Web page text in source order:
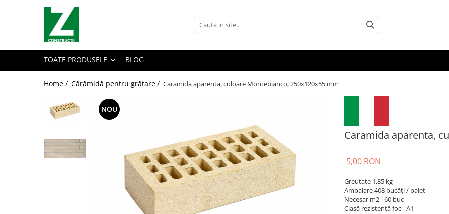
Toate Produsele
Adeziv & Hidroizolatie
Cărămidă pentru grătare
TOATE PRODUSELE BLOG
Home / Cărămidă pentru grătare / Caramida aparenta, culoare Montebianco, 250x120x55 mm
Caramida aparenta,
NOU
5,00 RON
Greutate 1,85 kg
Ambalare 408 bucăți / palet
Necesar m2 - 60 buc
Clasă rezistență foc - A1